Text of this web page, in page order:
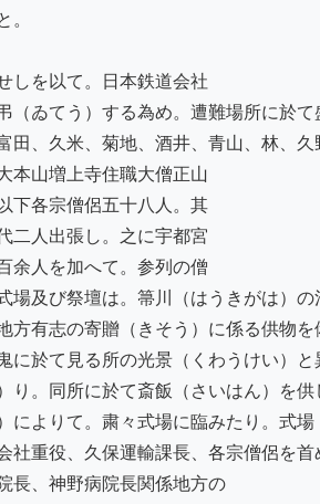
。
しを以て。日本鉄道会社
（ゐてう）する為め。遭難場所に於
田、久米、菊地、酒井、青山、林、久
本山増上寺住職大僧正山
下各宗僧侶五十八人。其
二人出張し。之に宇都宮
余人を加へて。参列の僧
及び祭壇は。箒川（はうきがは）の
方有志の寄贈（きそう）に係る供物を
に於て見る所の光景（くわうけい）と
り。同所に於て斎飯（さいはん）を供
によりて。粛々式場に臨みたり。式場
社重役、久保運輸課長、各宗僧侶を首
長、神野病院長関係地方の